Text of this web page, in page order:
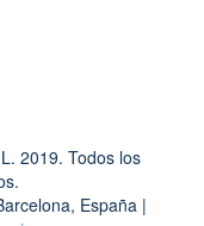
2019. Todos los
España |